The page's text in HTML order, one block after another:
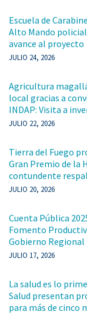
Escuela de
Alto Mando
avance al proyecto
JULIO 24, 2026
Agricultura
local gracias a
INDAP: Visita a
JULIO 22, 2026
Tierra del Fuego
Gran Premio de la
contundente
JULIO 20, 2026
Cuenta Pública
Fomento
Gobierno Regional
JULIO 17, 2026
La salud es lo
Salud presentan
para más de cinco